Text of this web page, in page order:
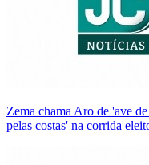
Zema chama Aro de 'ave
pelas costas' na corrida